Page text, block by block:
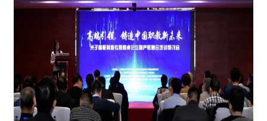
我们承诺收集您的这些信息仅用于与您取得联系，